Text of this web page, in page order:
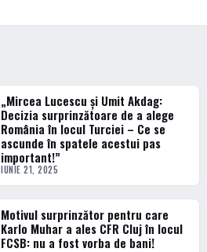
ACTUALE
„Mircea Lucescu și Umit Akdag:
Decizia surprinzătoare de a alege
România în locul Turciei – Ce se
ascunde în spatele acestui pas
important!”
IUNIE 21, 2025
ACTUALE
Motivul surprinzător pentru care
Karlo Muhar a ales CFR Cluj în locul
FCSB: nu a fost vorba de bani!